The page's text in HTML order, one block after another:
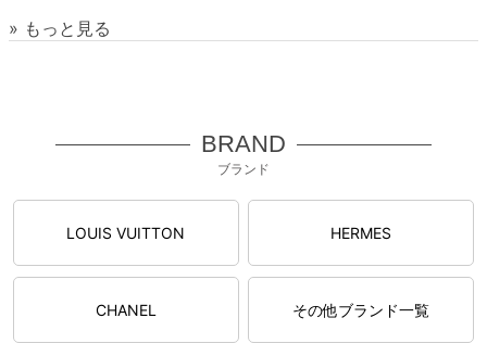
» もっと見る
BRAND
ブランド
LOUIS VUITTON HERMES
CHANEL その他ブランド一覧